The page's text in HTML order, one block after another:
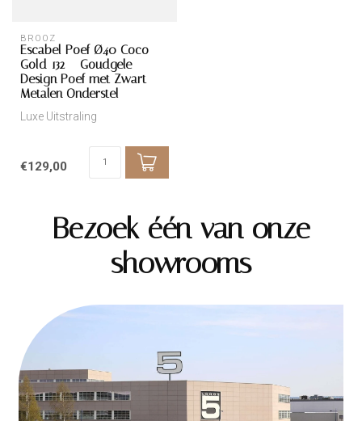
BROOZ
Escabel Poef Ø40 Coco
Gold 132 – Goudgele
Design Poef met Zwart
Metalen Onderstel
Luxe Uitstraling
€129,00
Bezoek één van onze
showrooms